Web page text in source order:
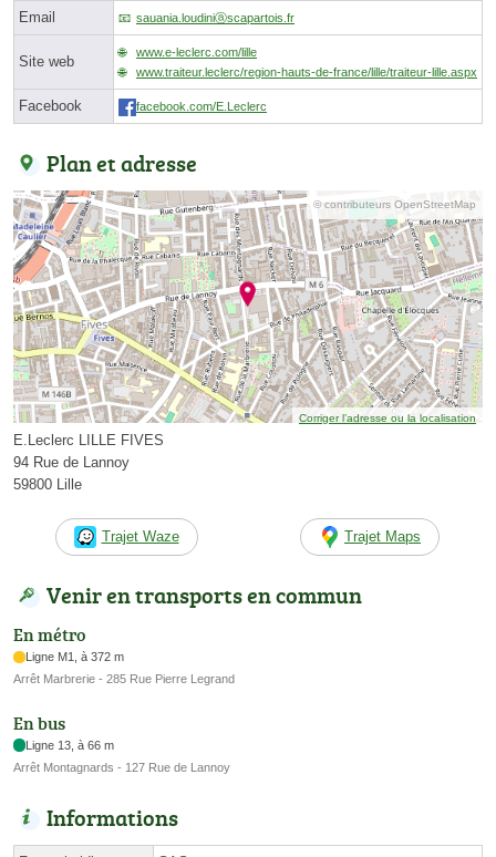
Email sauania.loudiniⓐscapartois.fr
Site web
www.e-leclerc.com/lille
www.traiteur.leclerc/region-hauts-de-france/lille/traiteur-lille.aspx
Facebook facebook.com/E.Leclerc
Plan et adresse
© contributeurs OpenStreetMap
Corriger l’adresse ou la localisation
E.Leclerc LILLE FIVES
94 Rue de Lannoy
59800 Lille
Trajet Waze Trajet Maps
Venir en transports en commun
En métro
Ligne M1, à 372 m
Arrêt Marbrerie - 285 Rue Pierre Legrand
En bus
Ligne 13, à 66 m
Arrêt Montagnards - 127 Rue de Lannoy
Informations